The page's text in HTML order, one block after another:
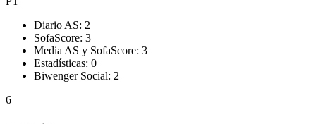
Diario AS: 2
SofaScore: 3
Media AS y SofaScore: 3
Estadísticas: 0
Biwenger Social: 2
6